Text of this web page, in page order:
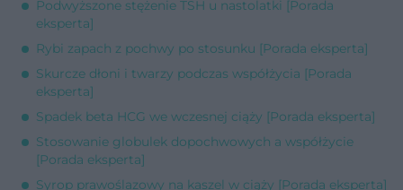
Podwyższone stężenie TSH u nastolatki [Porada
eksperta]
Rybi zapach z pochwy po stosunku [Porada eksperta]
Skurcze dłoni i twarzy podczas współżycia [Porada
eksperta]
Spadek beta HCG we wczesnej ciąży [Porada eksperta]
Stosowanie globulek dopochwowych a współżycie
[Porada eksperta]
Syrop prawoślazowy na kaszel w ciąży [Porada eksperta]